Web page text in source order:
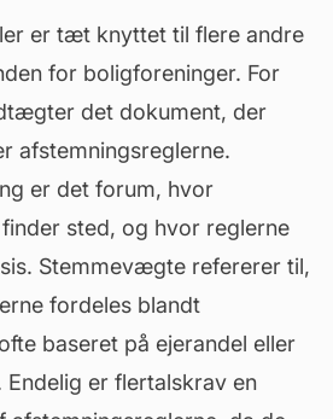
er tæt knyttet til flere andre
for boligforeninger. For
det dokument, der
afstemningsreglerne.
er det forum, hvor
sted, og hvor reglerne
Stemmevægte refererer til,
fordeles blandt
baseret på ejerandel eller
Endelig er flertalskrav en